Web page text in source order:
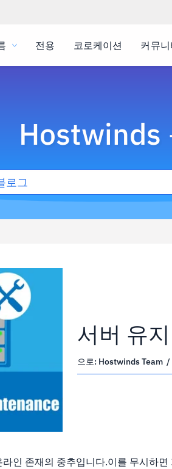
전용 코로케이션 커뮤니
Hostwinds
서버 유
으로: Hostwinds Team /
인 존재의 중추입니다.이를 무시하